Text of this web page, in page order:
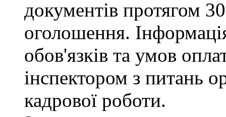
документів протягом
оголошення.
обов'язків та умов
інспектором з питань
кадрової роботи.